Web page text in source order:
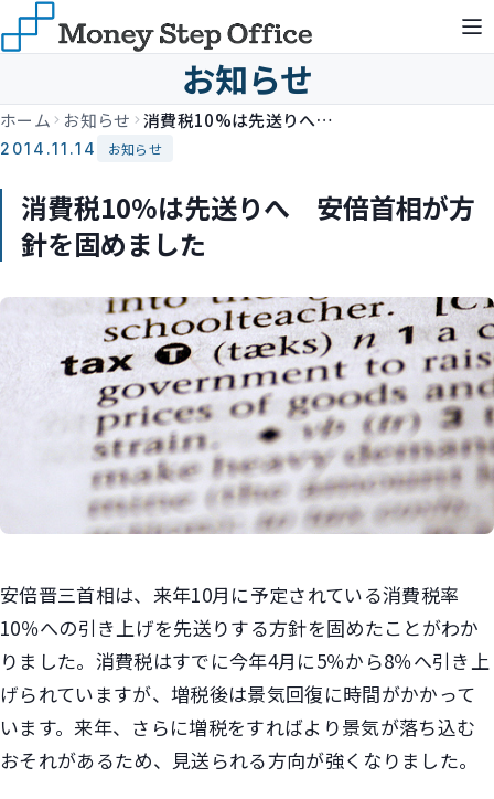
お知らせ
ホーム お知らせ 消費税10%は先送りへ 安倍首相が方針を固めました
2014.11.14 お知らせ
消費税10%は先送りへ 安倍首相が方
針を固めました
安倍晋三首相は、来年10月に予定されている消費税率
10％への引き上げを先送りする方針を固めたことがわか
りました。消費税はすでに今年4月に5％から8％へ引き上
げられていますが、増税後は景気回復に時間がかかって
います。来年、さらに増税をすればより景気が落ち込む
おそれがあるため、見送られる方向が強くなりました。